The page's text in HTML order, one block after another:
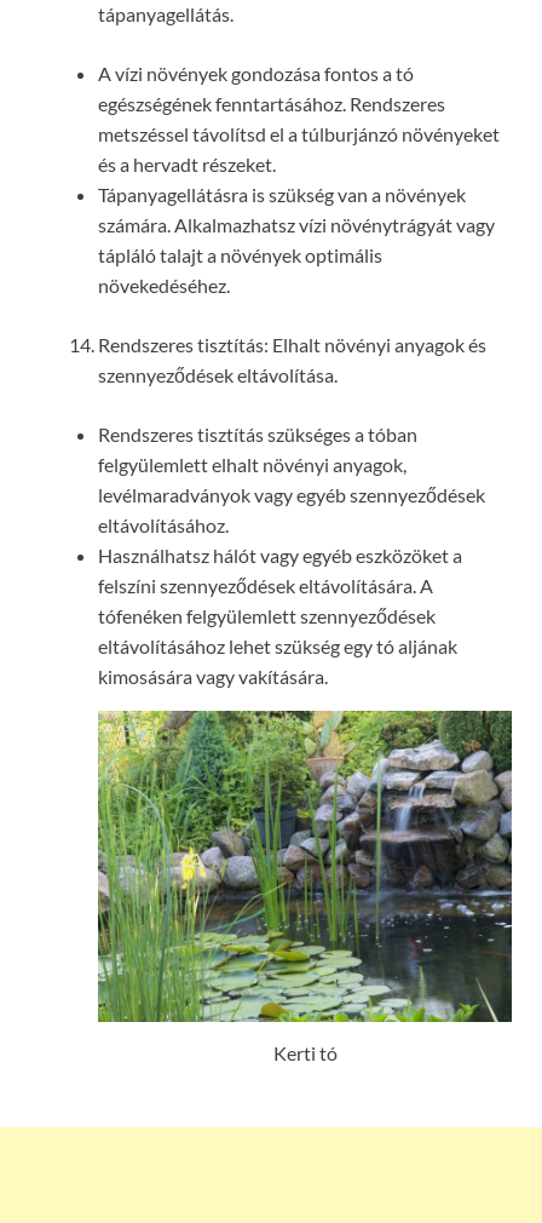
tápanyagellátás.
A vízi növények gondozása fontos a tó
egészségének fenntartásához. Rendszeres
metszéssel távolítsd el a túlburjánzó növényeket
és a hervadt részeket.
Tápanyagellátásra is szükség van a növények
számára. Alkalmazhatsz vízi növénytrágyát vagy
tápláló talajt a növények optimális
növekedéséhez.
Rendszeres tisztítás: Elhalt növényi anyagok és
szennyeződések eltávolítása.
Rendszeres tisztítás szükséges a tóban
felgyülemlett elhalt növényi anyagok,
levélmaradványok vagy egyéb szennyeződések
eltávolításához.
Használhatsz hálót vagy egyéb eszközöket a
felszíni szennyeződések eltávolítására. A
tófenéken felgyülemlett szennyeződések
eltávolításához lehet szükség egy tó aljának
kimosására vagy vakítására.
Kerti tó